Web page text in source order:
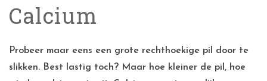
Calcium
Probeer maar eens een grote rechthoekige pil door te
slikken. Best lastig toch? Maar hoe kleiner de pil, hoe